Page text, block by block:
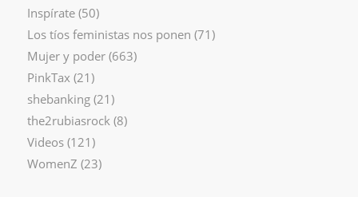
Inspírate(50)
Los tíos feministas nos ponen (71)
Mujer y poder(663)
PinkTax (21)
shebanking(21)
the2rubiasrock (8)
Videos(121)
WomenZ (23)